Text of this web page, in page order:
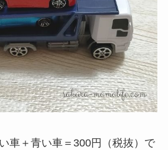
車＋青い車＝300円（税抜）で